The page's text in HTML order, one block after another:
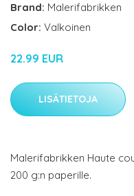
Brand: Malerifabrikken
Color: Valkoinen
22.99 EUR
LISÄTIETOJA
Malerifabrikken Haute
200 g:n paperille.